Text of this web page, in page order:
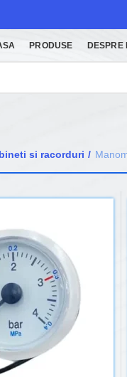
PRODUSE DESPRE
si racorduri